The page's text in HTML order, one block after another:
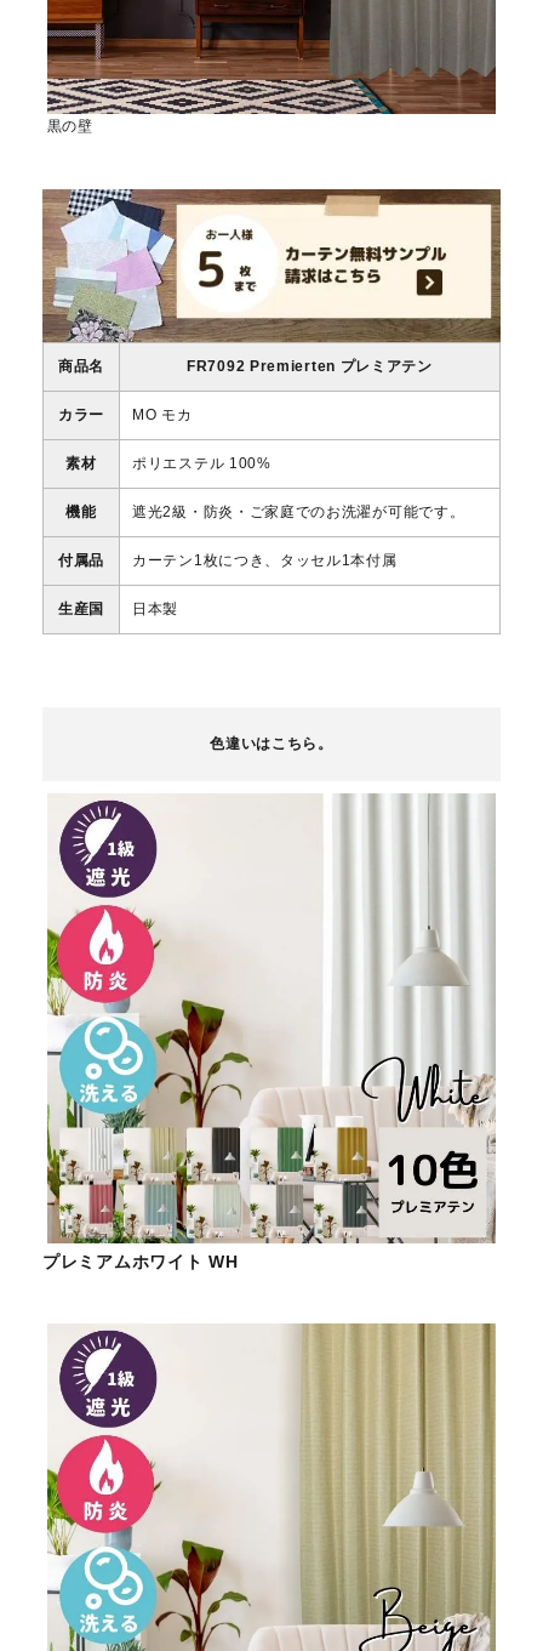
黒の壁
商品名 FR7092 Premierten プレミアテン
カラー MO モカ
素材 ポリエステル 100%
機能 遮光2級・防炎・ご家庭でのお洗濯が可能です。
付属品 カーテン1枚につき、タッセル1本付属
生産国 日本製
色違いはこちら。
プレミアムホワイト WH